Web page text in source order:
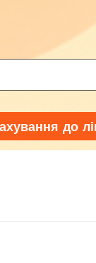
до